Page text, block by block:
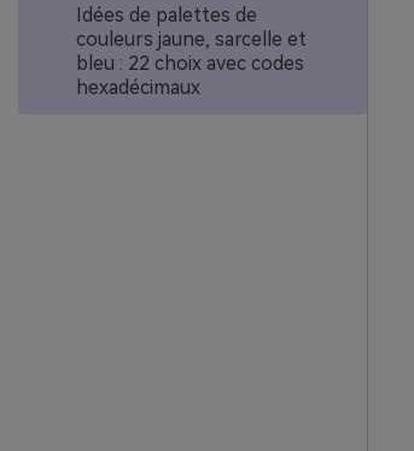
Idées de palettes de
couleurs jaune, sarcelle et
bleu : 22 choix avec codes
hexadécimaux